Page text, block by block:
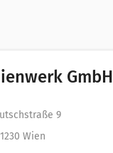
GmbH
9
Wien